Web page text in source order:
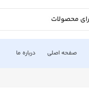
صفحه اصلی درباره ما